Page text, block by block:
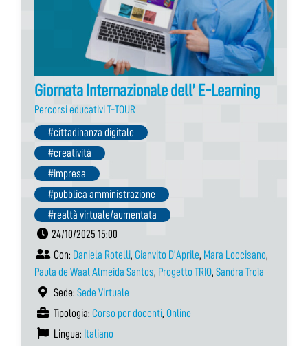
Giornata Internazionale dell’ E-Learning
Percorsi educativi T-TOUR
#cittadinanza digitale
#creatività
#impresa
#pubblica amministrazione
#realtà virtuale/aumentata
24/10/2025 15:00
Con: Daniela Rotelli, Gianvito D’Aprile, Mara Loccisano,
Paula de Waal Almeida Santos, Progetto TRIO, Sandra Troìa
Sede: Sede Virtuale
Tipologia: Corso per docenti, Online
Lingua: Italiano